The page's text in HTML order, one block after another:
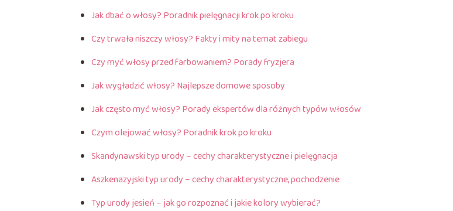
Jak dbać o włosy? Poradnik pielęgnacji krok po kroku
Czy trwała niszczy włosy? Fakty i mity na temat zabiegu
Czy myć włosy przed farbowaniem? Porady fryzjera
Jak wygładzić włosy? Najlepsze domowe sposoby
Jak często myć włosy? Porady ekspertów dla różnych typów włosów
Czym olejować włosy? Poradnik krok po kroku
Skandynawski typ urody – cechy charakterystyczne i pielęgnacja
Aszkenazyjski typ urody – cechy charakterystyczne, pochodzenie
Typ urody jesień – jak go rozpoznać i jakie kolory wybierać?